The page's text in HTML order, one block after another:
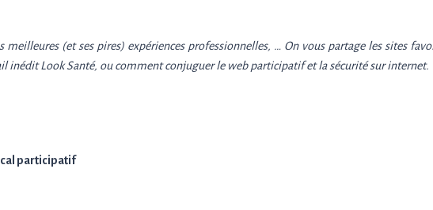
meilleures (et ses pires) expériences professionnelles, … On vous partage les sites
inédit Look Santé, ou comment conjuguer le web participatif et la sécurité sur internet.
participatif